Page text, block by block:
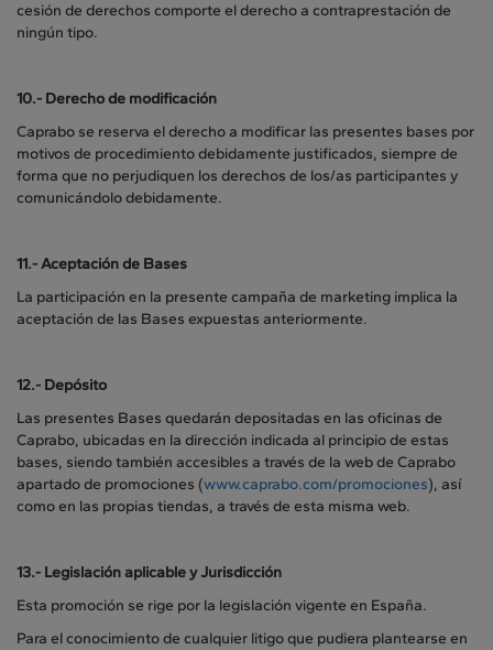
cesión de derechos comporte el derecho a contraprestación de
ningún tipo.
10.- Derecho de modificación
Caprabo se reserva el derecho a modificar las presentes bases por
motivos de procedimiento debidamente justificados, siempre de
forma que no perjudiquen los derechos de los/as participantes y
comunicándolo debidamente.
11.-Aceptación de Bases
La participación en la presente campaña de marketing implica la
aceptación de las Bases expuestas anteriormente.
12.- Depósito
Las presentes Bases quedarán depositadas en las oficinas de
Caprabo, ubicadas en la dirección indicada al principio de estas
bases, siendo también accesibles a través de la web de Caprabo
apartado de promociones (www.caprabo.com/promociones), así
como en las propias tiendas, a través de esta misma web.
13.- Legislación aplicable y Jurisdicción
Esta promoción se rige por la legislación vigente en España.
Para el conocimiento de cualquier litigo que pudiera plantearse en